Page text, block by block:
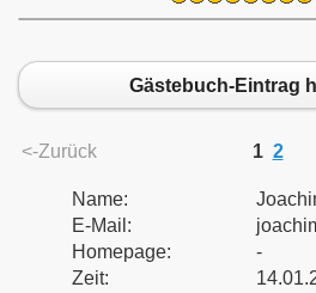
Gästebuch-Eintrag
<-Zurück 1 2
Name:
E-Mail:
Homepage:
-
Zeit: